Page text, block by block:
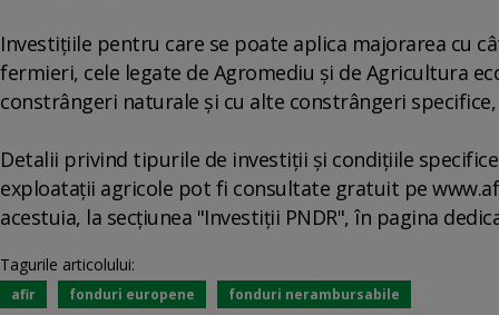
Investiţiile pentru care se poate aplica majorarea cu
fermieri, cele legate de Agromediu şi de Agricultura
constrângeri naturale şi cu alte constrângeri
Detalii privind tipurile de investiţii şi condiţiile
exploataţii agricole pot fi consultate gratuit pe
acestuia, la secţiunea "Investiţii PNDR", în pagina
Tagurile articolului:
afir fonduri europene fonduri nerambursabile